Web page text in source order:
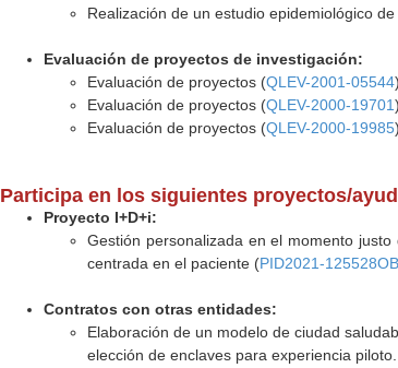
Realización de un estudio epidemiológico
Evaluación de proyectos de investigación:
Evaluación de proyectos (QLEV-2001-05544)
Evaluación de proyectos (QLEV-2000-19701)
Evaluación de proyectos (QLEV-2000-19985)
Participa en los siguientes proyectos/
Proyecto I+D+i:
Gestión personalizada en el momento
centrada en el paciente (PID2021-
Contratos con otras entidades:
Elaboración de un modelo de ciudad
elección de enclaves para experiencia